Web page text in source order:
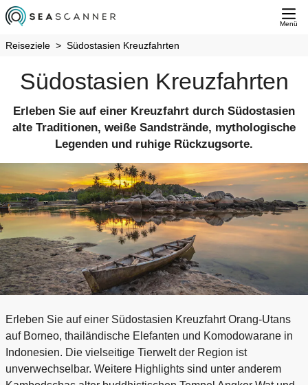
Menü
Reiseziele Südostasien Kreuzfahrten
Südostasien Kreuzfahrten
Erleben Sie auf einer Kreuzfahrt durch Südostasien
alte Traditionen, weiße Sandstrände, mythologische
Legenden und ruhige Rückzugsorte.
Erleben Sie auf einer Südostasien Kreuzfahrt Orang-Utans
auf Borneo, thailändische Elefanten und Komodowarane in
Indonesien. Die vielseitige Tierwelt der Region ist
unverwechselbar. Weitere Highlights sind unter anderem